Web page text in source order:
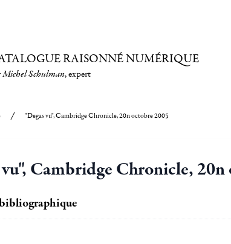
RAISONNÉ NUMÉRIQUE
Michel Schulman, expert
"Degas vu", Cambridge Chronicle, 20n octobre 2005
Cambridge Chronicle,